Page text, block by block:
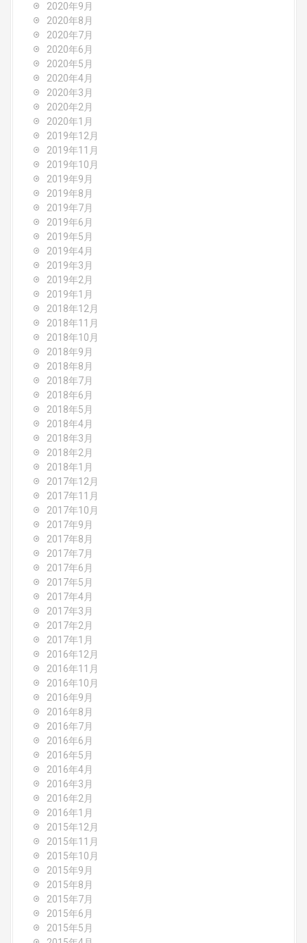
2020年9月
2020年8月
2020年7月
2020年6月
2020年5月
2020年4月
2020年3月
2020年2月
2020年1月
2019年12月
2019年11月
2019年10月
2019年9月
2019年8月
2019年7月
2019年6月
2019年5月
2019年4月
2019年3月
2019年2月
2019年1月
2018年12月
2018年11月
2018年10月
2018年9月
2018年8月
2018年7月
2018年6月
2018年5月
2018年4月
2018年3月
2018年2月
2018年1月
2017年12月
2017年11月
2017年10月
2017年9月
2017年8月
2017年7月
2017年6月
2017年5月
2017年4月
2017年3月
2017年2月
2017年1月
2016年12月
2016年11月
2016年10月
2016年9月
2016年8月
2016年7月
2016年6月
2016年5月
2016年4月
2016年3月
2016年2月
2016年1月
2015年12月
2015年11月
2015年10月
2015年9月
2015年8月
2015年7月
2015年6月
2015年5月